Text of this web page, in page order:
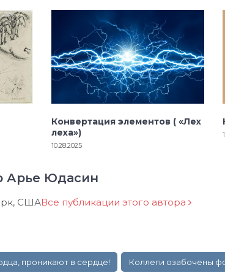
Конвертация элементов ( «Лех
леха»)
10.28.2025
Арье Юдасин
СШАВсе публикации этого автора
проникают в сердце! Коллеги озабочены